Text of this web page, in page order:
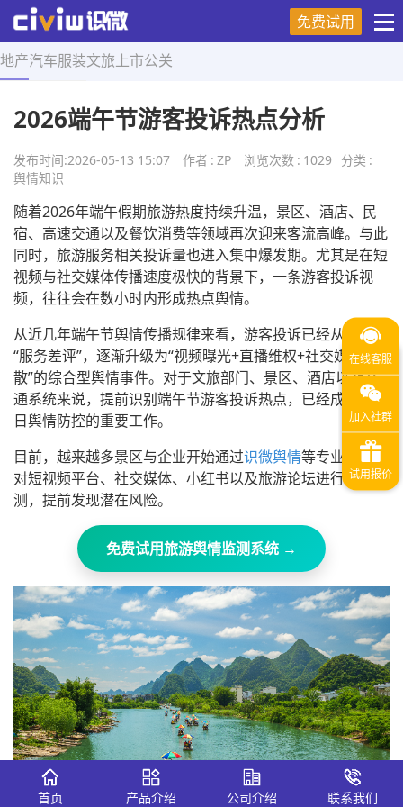
免费试用
地产汽车服装文旅 上市公关
首页 > 舆情知识 > 正文
2026端午节游客投诉热点分析
发布时间:2026-05-13 15:07 作者 : ZP 浏览次数 : 1029 分类 :
舆情知识
随着2026年端午假期旅游热度持续升温，景区、酒店、民
宿、高速交通以及餐饮消费等领域再次迎来客流高峰。与此
同时，旅游服务相关投诉量也进入集中爆发期。尤其是在短
视频与社交媒体传播速度极快的背景下，一条游客投诉视
频，往往会在数小时内形成热点舆情。
从近几年端午节舆情传播规律来看，游客投诉已经从传统
“服务差评”，逐渐升级为“视频曝光+直播维权+社交媒体扩
散”的综合型舆情事件。对于文旅部门、景区、酒店以及交
通系统来说，提前识别端午节游客投诉热点，已经成为节假
日舆情防控的重要工作。
目前，越来越多景区与企业开始通过识微舆情等专业平台，
对短视频平台、社交媒体、小红书以及旅游论坛进行实时监
测，提前发现潜在风险。
免费试用旅游舆情监测系统 →
首页 产品介绍 公司介绍 联系我们